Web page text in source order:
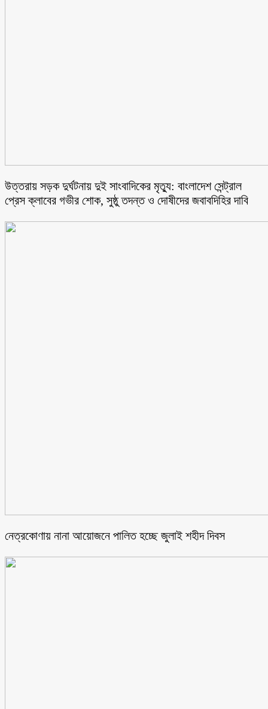
উত্তরায় সড়ক দুর্ঘটনায় দুই সাংবাদিকের মৃত্যু: বাংলাদেশ সেন্ট্রাল
প্রেস ক্লাবের গভীর শোক, সুষ্ঠু তদন্ত ও দোষীদের জবাবদিহির দাবি
নেত্রকোণায় নানা আয়োজনে পালিত হচ্ছে জুলাই শহীদ দিবস